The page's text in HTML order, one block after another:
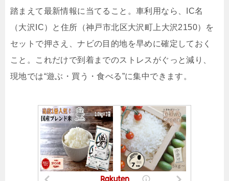
踏まえて最新情報に当てること。車利用なら、IC名
（大沢IC）と住所（神戸市北区大沢町上大沢2150）を
セットで押さえ、ナビの目的地を早めに確定しておく
こと。これだけで到着までのストレスがぐっと減り、
現地では“遊ぶ・買う・食べる”に集中できます。